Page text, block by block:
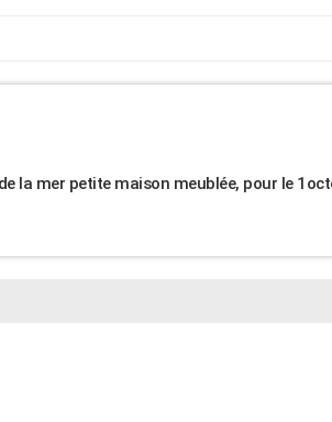
la mer petite maison meublée, pour le